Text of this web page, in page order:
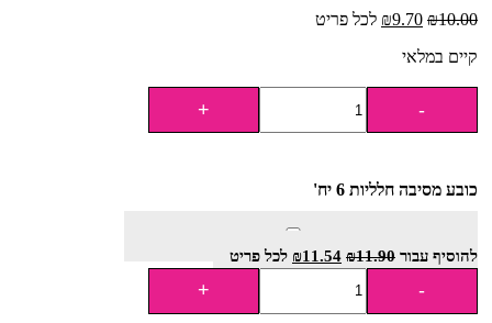
₪10.00
₪9.70
לכל פריט
קיים במלאי
כובע מסיבה חלליות 6 יח'
להוסיף⁦⁩ עבור ₪11.90
₪11.54 לכל פריט